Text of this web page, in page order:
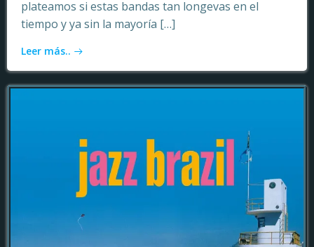
plateamos si estas bandas tan longevas en el
tiempo y ya sin la mayoría […]
Leer más..